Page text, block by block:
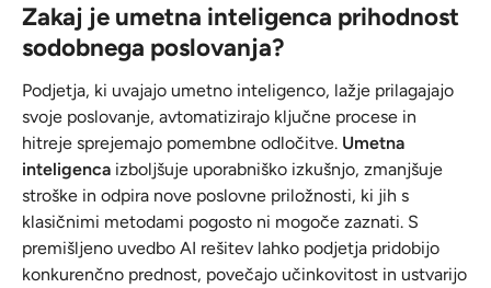
Zakaj je umetna inteligenca prihodnost
sodobnega poslovanja?
Podjetja, ki uvajajo umetno inteligenco, lažje prilagajajo
svoje poslovanje, avtomatizirajo ključne procese in
hitreje sprejemajo pomembne odločitve. Umetna
inteligenca izboljšuje uporabniško izkušnjo, zmanjšuje
stroške in odpira nove poslovne priložnosti, ki jih s
klasičnimi metodami pogosto ni mogoče zaznati. S
premišljeno uvedbo AI rešitev lahko podjetja pridobijo
konkurenčno prednost, povečajo učinkovitost in ustvarijo